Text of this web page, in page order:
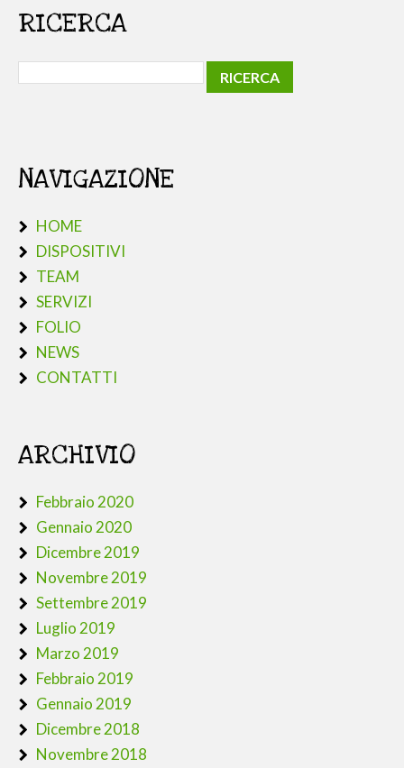
RICERCA
NAVIGAZIONE
HOME
DISPOSITIVI
TEAM
SERVIZI
FOLIO
NEWS
CONTATTI
ARCHIVIO
Febbraio 2020
Gennaio 2020
Dicembre 2019
Novembre 2019
Settembre 2019
Luglio 2019
Marzo 2019
Febbraio 2019
Gennaio 2019
Dicembre 2018
Novembre 2018